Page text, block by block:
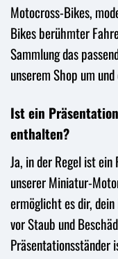
Motocross-Bikes,
Bikes berühmter
Sammlung das
unserem Shop um
Ist ein
enthalten?
Ja, in der Regel ist
unserer Miniatur-
ermöglicht es dir,
vor Staub und